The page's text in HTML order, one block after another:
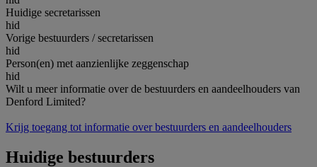
Huidige secretarissen
hid
Vorige bestuurders / secretarissen
hid
Person(en) met aanzienlijke zeggenschap
hid
Wilt u meer informatie over de bestuurders en aandeelhouders van
Denford Limited?
Krijg toegang tot informatie over bestuurders en aandeelhouders
Huidige bestuurders